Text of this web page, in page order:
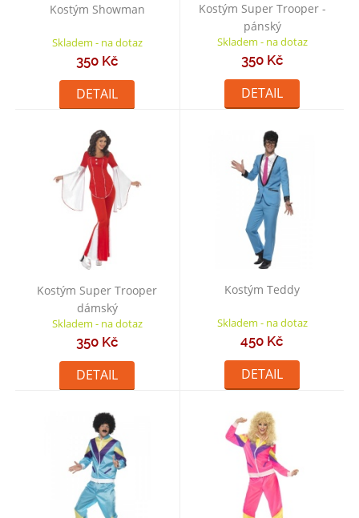
Kostým Showman
Skladem - na dotaz
350 Kč
DETAIL
Kostým Super Trooper -
pánský
Skladem - na dotaz
350 Kč
DETAIL
Kostým Super Trooper
dámský
Skladem - na dotaz
350 Kč
DETAIL
Kostým Teddy
Skladem - na dotaz
450 Kč
DETAIL